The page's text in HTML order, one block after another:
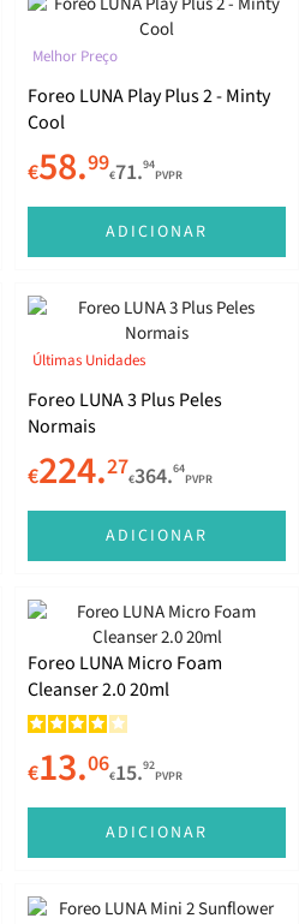
Melhor Preço
Foreo LUNA Play Plus 2 - Minty
Cool
€58.99€71.94
PVPR
ADICIONAR
Últimas Unidades
Foreo LUNA 3 Plus Peles
Normais
€224.27€364.64
PVPR
ADICIONAR
Foreo LUNA Micro Foam
Cleanser 2.0 20ml
€13.06€15.92
PVPR
ADICIONAR